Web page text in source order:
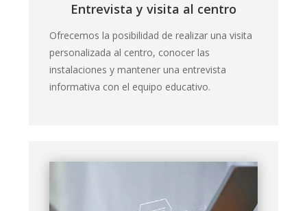
Entrevista y visita al centro
Ofrecemos la posibilidad de realizar una visita
personalizada al centro, conocer las
instalaciones y mantener una entrevista
informativa con el equipo educativo.